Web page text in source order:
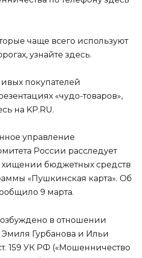
чаще всего используют
узнайте здесь.
покупателей
«чудо-товаров»,
на KP.RU.
управление
России расследует
хищении бюджетных средств
«Пушкинская карта». Об
9 марта.
в отношении
Эмиля Гурбанова и Ильи
159 УК РФ («Мошенничество